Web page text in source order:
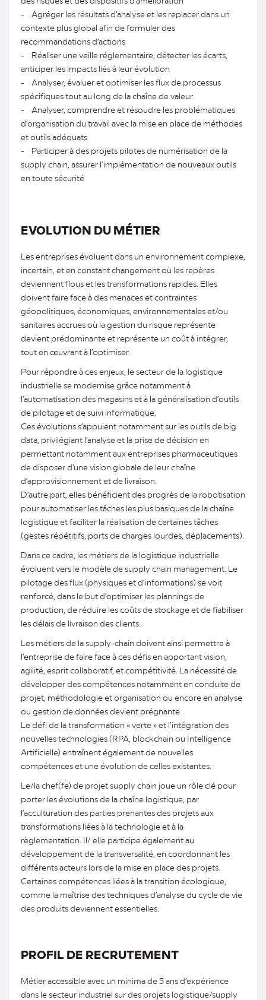
- Agréger les résultats d’analyse et les replacer dans un
contexte plus global afin de formuler des
recommandations d’actions
- Réaliser une veille réglementaire, détecter les écarts,
anticiper les impacts liés à leur évolution
- Analyser, évaluer et optimiser les flux de processus
spécifiques tout au long de la chaîne de valeur
- Analyser, comprendre et résoudre les problématiques
d’organisation du travail avec la mise en place de méthodes
et outils adéquats
- Participer à des projets pilotes de numérisation de la
supply chain, assurer l’implémentation de nouveaux outils
en toute sécurité
EVOLUTION DU MÉTIER
Les entreprises évoluent dans un environnement complexe,
incertain, et en constant changement où les repères
deviennent flous et les transformations rapides. Elles
doivent faire face à des menaces et contraintes
géopolitiques, économiques, environnementales et/ou
sanitaires accrues où la gestion du risque représente
devient prédominante et représente un coût à intégrer,
tout en œuvrant à l’optimiser.
Pour répondre à ces enjeux, le secteur de la logistique
industrielle se modernise grâce notamment à
l’automatisation des magasins et à la généralisation d’outils
de pilotage et de suivi informatique.
Ces évolutions s’appuient notamment sur les outils de big
data, privilégiant l’analyse et la prise de décision en
permettant notamment aux entreprises pharmaceutiques
de disposer d’une vision globale de leur chaîne
d’approvisionnement et de livraison.
D’autre part, elles bénéficient des progrès de la robotisation
pour automatiser les tâches les plus basiques de la chaîne
logistique et faciliter la réalisation de certaines tâches
(gestes répétitifs, ports de charges lourdes, déplacements).
Dans ce cadre, les métiers de la logistique industrielle
évoluent vers le modèle de supply chain management. Le
pilotage des flux (physiques et d’informations) se voit
renforcé, dans le but d’optimiser les plannings de
production, de réduire les coûts de stockage et de fiabiliser
les délais de livraison des clients.
Les métiers de la supply-chain doivent ainsi permettre à
l’entreprise de faire face à ces défis en apportant vision,
agilité, esprit collaboratif, et compétitivité. La nécessité de
développer des compétences notamment en conduite de
projet, méthodologie et organisation ou encore en analyse
ou gestion de données devient prégnante.
Le défi de la transformation « verte » et l’intégration des
nouvelles technologies (RPA, blockchain ou Intelligence
Artificielle) entraînent également de nouvelles
compétences et une évolution de celles existantes.
Le/la chef(fe) de projet supply chain joue un rôle clé pour
porter les évolutions de la chaîne logistique, par
l’acculturation des parties prenantes des projets aux
transformations liées à la technologie et à la
règlementation. Il/ elle participe également au
développement de la transversalité, en coordonnant les
différents acteurs lors de la mise en place des projets.
Certaines compétences liées à la transition écologique,
comme la maîtrise des techniques d’analyse du cycle de vie
des produits deviennent essentielles.
PROFIL DE RECRUTEMENT
Métier accessible avec un minima de 5 ans d’expérience
dans le secteur industriel sur des projets logistique/supply